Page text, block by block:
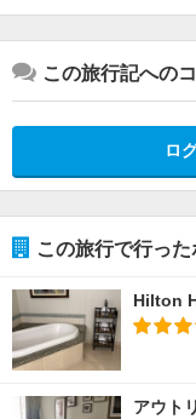
この旅行記への
ロ
この旅行で行っ
Hilton
アウト